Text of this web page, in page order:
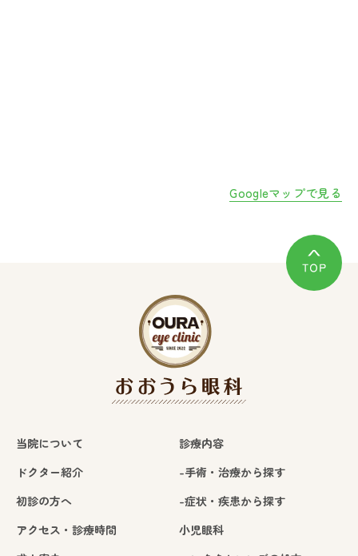
Googleマップで見る
当院について
ドクター紹介
初診の方へ
アクセス・診療時間
診療内容
-手術・治療から探す
-症状・疾患から探す
小児眼科